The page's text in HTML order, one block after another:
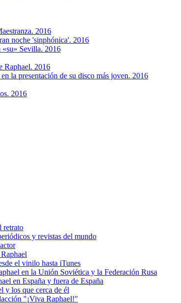
2016
noche 'sinphónica'. 2016
«su» Sevilla. 2016
Raphael. 2016
la presentación de su disco más joven. 2016
2016
retrato
y revistas del mundo
el vinilo hasta iTunes
en la Unión Soviética y la Federación Rusa
en España y fuera de España
y los que cerca de él
"¡Viva Raphael!"